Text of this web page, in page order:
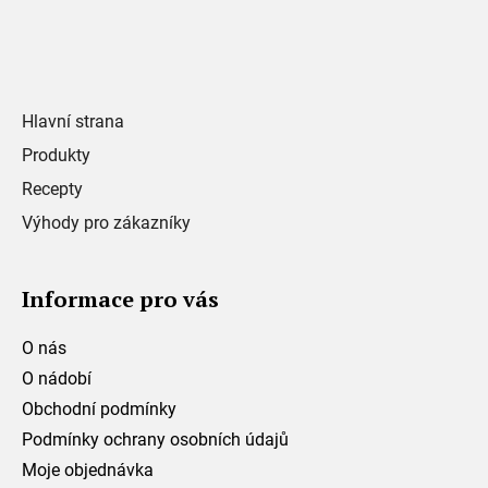
Hlavní strana
Produkty
Recepty
Výhody pro zákazníky
Informace pro vás
O nás
O nádobí
Obchodní podmínky
Podmínky ochrany osobních údajů
Moje objednávka